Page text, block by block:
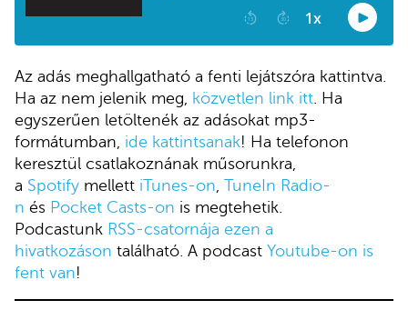
Az adás meghallgatható a fenti lejátszóra kattintva.
Ha az nem jelenik meg, közvetlen link itt . Ha
egyszerűen letöltenék az adásokat mp3-
formátumban, ide kattintsanak! Ha telefonon
keresztül csatlakoznának műsorunkra,
a Spotify mellett iTunes-on TuneIn Radio-
n és Pocket Casts-on is megtehetik.
Podcastunk RSS-csatornája ezen a
hivatkozáson található. A podcast Youtube-on is
fent van!